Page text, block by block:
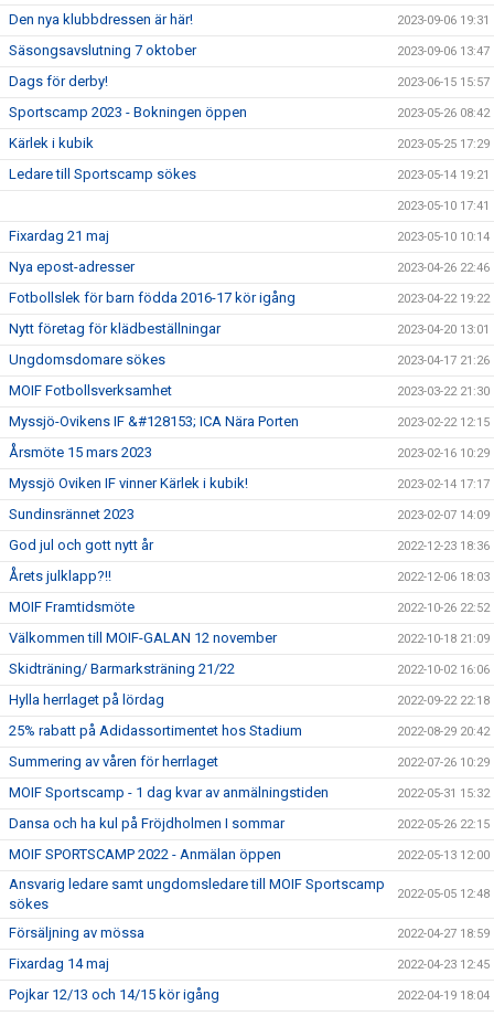
Den nya klubbdressen är här! 2023-09-06 19:31
Säsongsavslutning 7 oktober 2023-09-06 13:47
Dags för derby! 2023-06-15 15:57
Sportscamp 2023 - Bokningen öppen 2023-05-26 08:42
Kärlek i kubik 2023-05-25 17:29
Ledare till Sportscamp sökes 2023-05-14 19:21
2023-05-10 17:41
Fixardag 21 maj 2023-05-10 10:14
Nya epost-adresser 2023-04-26 22:46
Fotbollslek för barn födda 2016-17 kör igång 2023-04-22 19:22
Nytt företag för klädbeställningar 2023-04-20 13:01
Ungdomsdomare sökes 2023-04-17 21:26
MOIF Fotbollsverksamhet 2023-03-22 21:30
Myssjö-Ovikens IF &#128153; ICA Nära Porten 2023-02-22 12:15
Årsmöte 15 mars 2023 2023-02-16 10:29
Myssjö Oviken IF vinner Kärlek i kubik! 2023-02-14 17:17
Sundinsrännet 2023 2023-02-07 14:09
God jul och gott nytt år 2022-12-23 18:36
Årets julklapp?!! 2022-12-06 18:03
MOIF Framtidsmöte 2022-10-26 22:52
Välkommen till MOIF-GALAN 12 november 2022-10-18 21:09
Skidträning/ Barmarksträning 21/22 2022-10-02 16:06
Hylla herrlaget på lördag 2022-09-22 22:18
25% rabatt på Adidassortimentet hos Stadium 2022-08-29 20:42
Summering av våren för herrlaget 2022-07-26 10:29
MOIF Sportscamp - 1 dag kvar av anmälningstiden 2022-05-31 15:32
Dansa och ha kul på Fröjdholmen I sommar 2022-05-26 22:15
MOIF SPORTSCAMP 2022 - Anmälan öppen 2022-05-13 12:00
Ansvarig ledare samt ungdomsledare till MOIF Sportscamp
sökes
2022-05-05 12:48
Försäljning av mössa 2022-04-27 18:59
Fixardag 14 maj 2022-04-23 12:45
Pojkar 12/13 och 14/15 kör igång 2022-04-19 18:04